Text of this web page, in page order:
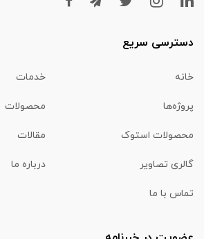
دسترسی سریع
خانه خدمات
پروژه‌ها محصولات
محصولات استوک مقالات
گالری تصاویر درباره ما
تماس با ما